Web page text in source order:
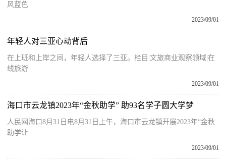
风蓝色
2023/09/01
年轻人对三亚心动背后
在上班和上岸之间，年轻人选择了三亚。栏目|文旅商业观察领域|在
线旅游
2023/09/01
海口市云龙镇2023年“金秋助学” 助93名学子圆大学梦
人民网海口8月31日电8月31日上午，海口市云龙镇开展2023年“金秋
助学让
2023/09/01